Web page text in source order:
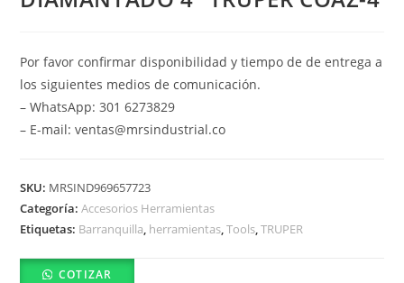
Por favor confirmar disponibilidad y tiempo de de entrega a
los siguientes medios de comunicación.
– WhatsApp: 301 6273829
– E-mail: ventas@mrsindustrial.co
SKU: MRSIND969657723
Categoría:Accesorios Herramientas
Etiquetas: Barranquilla, herramientas,Tools,TRUPER
COTIZAR